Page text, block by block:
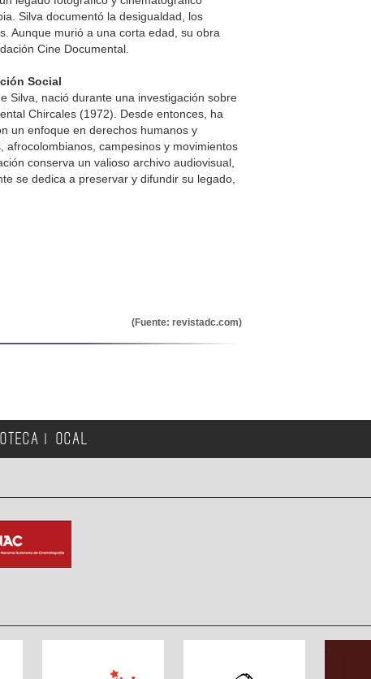
Silva documentó la desigualdad, los
Aunque murió a una corta edad, su obra
Cine Documental.
Social
Silva, nació durante una investigación sobre
Chircales (1972). Desde entonces, ha
un enfoque en derechos humanos y
campesinos y movimientos
conserva un valioso archivo audiovisual,
se dedica a preservar y difundir su legado,
(Fuente: revistadc.com)
OCAL